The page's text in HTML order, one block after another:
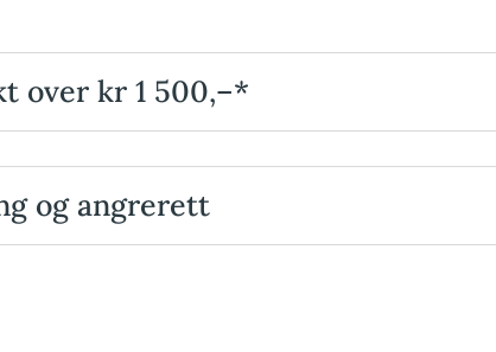
over kr 1 500,–*
og angrerett